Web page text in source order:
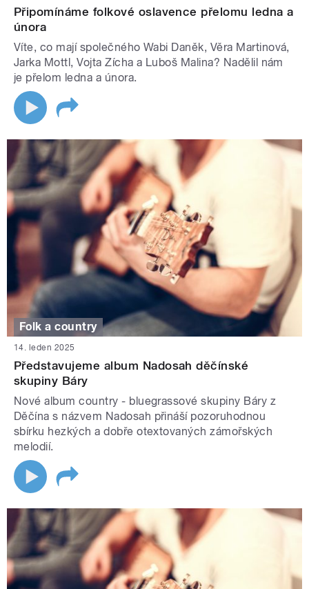
Připomínáme folkové oslavence přelomu ledna a
února
Víte, co mají společného Wabi Daněk, Věra Martinová,
Jarka Mottl, Vojta Zícha a Luboš Malina? Nadělil nám
je přelom ledna a února.
Folk a country
14. leden 2025
Představujeme album Nadosah děčínské
skupiny Báry
Nové album country - bluegrassové skupiny Báry z
Děčína s názvem Nadosah přináší pozoruhodnou
sbírku hezkých a dobře otextovaných zámořských
melodií.